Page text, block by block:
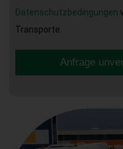
Datenschutzbedingungen
Transporte.
Anfrage